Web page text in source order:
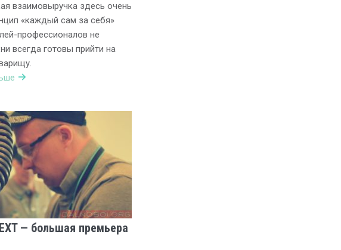
взаимовыручка здесь очень
«каждый сам за себя»
профессионалов не
всегда готовы прийти на
— большая премьера